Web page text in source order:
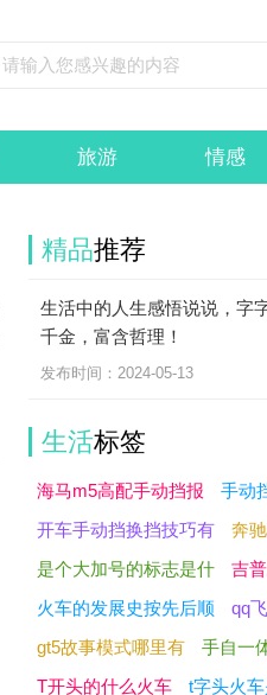
旅游 情感
精品推荐
生活中的人生感悟说说，字
千金，富含哲理！
发布时间：2024-05-13
生活标签
海马m5高配手动挡报
手动
开车手动挡换挡技巧有
奔
是个大加号的标志是什
吉
火车的发展史按先后顺
qq
gt5故事模式哪里有
手自一
T开头的什么火车
t字头火